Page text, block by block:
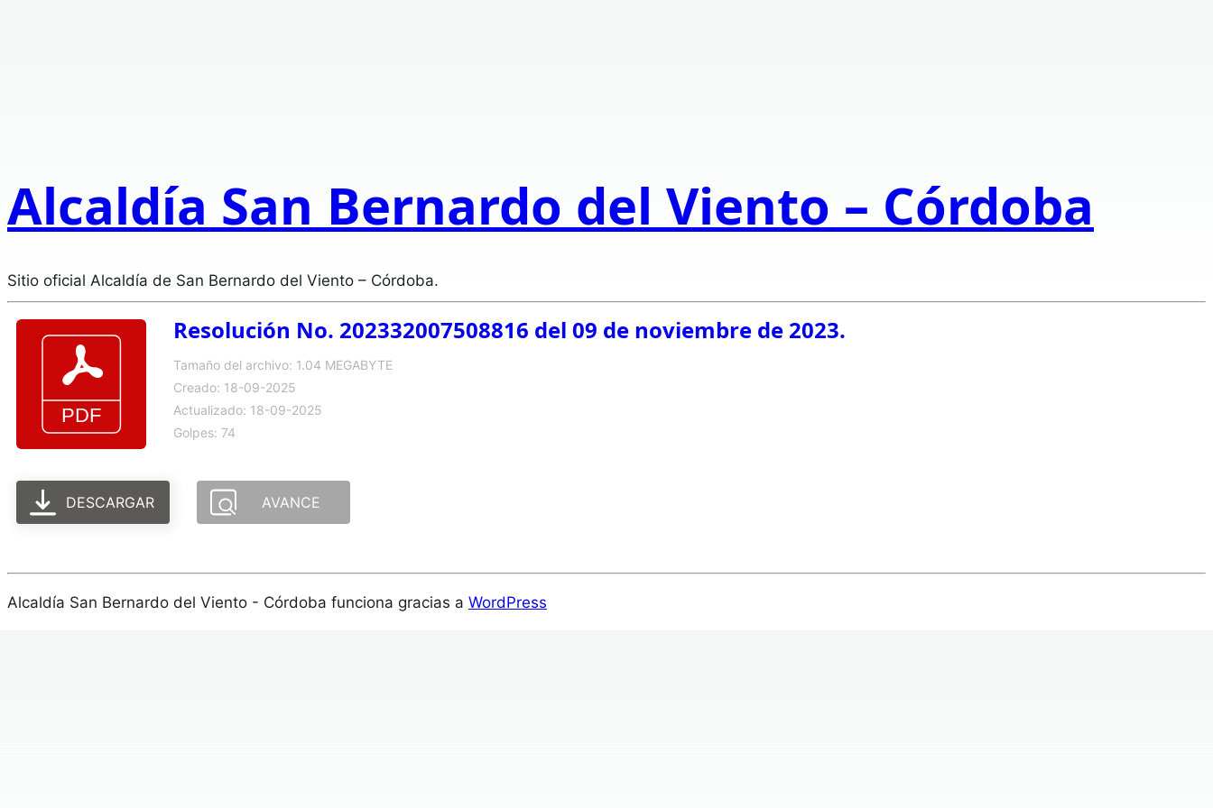
Alcaldía San Bernardo del Viento – Córdoba
Sitio oficial Alcaldía de San Bernardo del Viento – Córdoba.
Resolución No. 202332007508816 del 09 de noviembre de 2023.
Tamaño del archivo: 1.04 MEGABYTE
Creado: 18-09-2025
Actualizado: 18-09-2025
Golpes: 74
DESCARGAR AVANCE
Alcaldía San Bernardo del Viento - Córdoba funciona gracias a WordPress